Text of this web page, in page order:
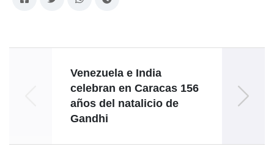
Venezuela e India
celebran en Caracas 156
años del natalicio de
Gandhi